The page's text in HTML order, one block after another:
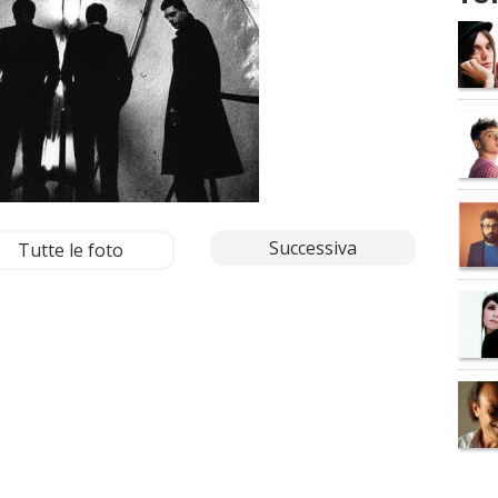
Tutte le foto Successiva